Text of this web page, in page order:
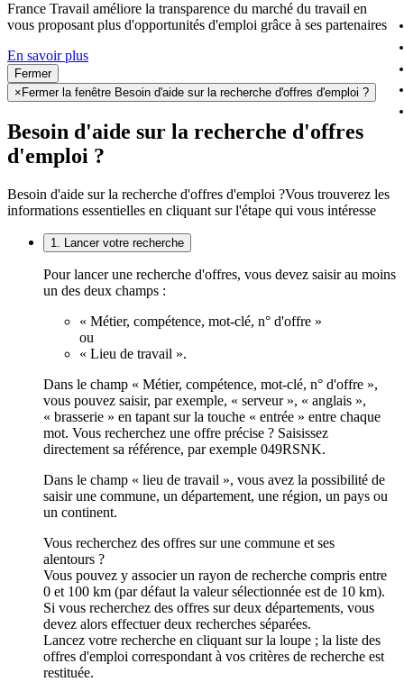
France Travail améliore la transparence du marché du travail en
vous proposant plus d'opportunités d'emploi grâce à ses partenaires
En savoir plus
Fermer
× Fermer la fenêtre Besoin d'aide sur la recherche d'offres d'emploi ?
Besoin d'aide sur la recherche d'offres
d'emploi ?
Besoin d'aide sur la recherche d'offres d'emploi ?Vous trouverez les
informations essentielles en cliquant sur l'étape qui vous intéresse
1. Lancer votre recherche
Pour lancer une recherche d'offres, vous devez saisir au moins
un des deux champs :
« Métier, compétence, mot-clé, n° d'offre »
ou
« Lieu de travail ».
Dans le champ « Métier, compétence, mot-clé, n° d'offre »,
vous pouvez saisir, par exemple, « serveur », « anglais »,
« brasserie » en tapant sur la touche « entrée » entre chaque
mot. Vous recherchez une offre précise ? Saisissez
directement sa référence, par exemple 049RSNK.
Dans le champ « lieu de travail », vous avez la possibilité de
saisir une commune, un département, une région, un pays ou
un continent.
Vous recherchez des offres sur une commune et ses
alentours ?
Vous pouvez y associer un rayon de recherche compris entre
0 et 100 km (par défaut la valeur sélectionnée est de 10 km).
Si vous recherchez des offres sur deux départements, vous
devez alors effectuer deux recherches séparées.
Lancez votre recherche en cliquant sur la loupe ; la liste des
offres d'emploi correspondant à vos critères de recherche est
restituée.